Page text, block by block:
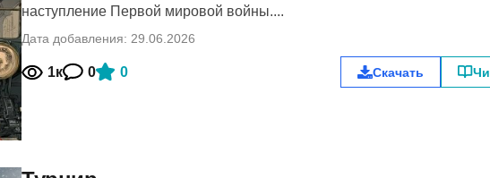
наступление Первой мировой войны....
Дата добавления: 29.06.2026
1к 0 0 Скачать